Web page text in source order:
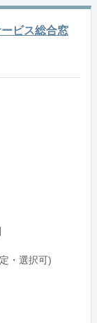
ビス総合窓
・選択可)